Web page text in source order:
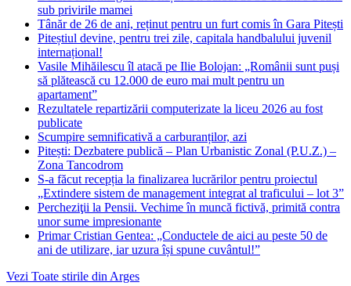
sub privirile mamei
Tânăr de 26 de ani, reținut pentru un furt comis în Gara Pitești
Piteștiul devine, pentru trei zile, capitala handbalului juvenil
internațional!
Vasile Mihăilescu îl atacă pe Ilie Bolojan: „Românii sunt puși
să plătească cu 12.000 de euro mai mult pentru un
apartament”
Rezultatele repartizării computerizate la liceu 2026 au fost
publicate
Scumpire semnificativă a carburanților, azi
Pitești: Dezbatere publică – Plan Urbanistic Zonal (P.U.Z.) –
Zona Tancodrom
S-a făcut recepția la finalizarea lucrărilor pentru proiectul
„Extindere sistem de management integrat al traficului – lot 3”
Percheziţii la Pensii. Vechime în muncă fictivă, primită contra
unor sume impresionante
Primar Cristian Gentea: „Conductele de aici au peste 50 de
ani de utilizare, iar uzura își spune cuvântul!”
Vezi Toate stirile din Arges